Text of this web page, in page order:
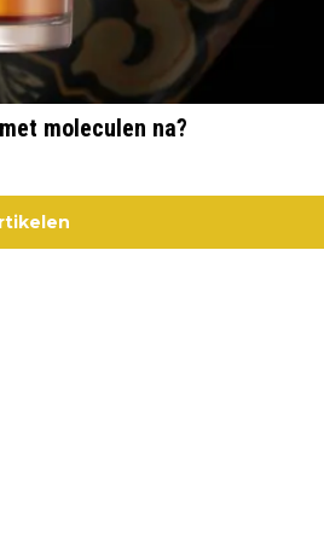
moleculen na?